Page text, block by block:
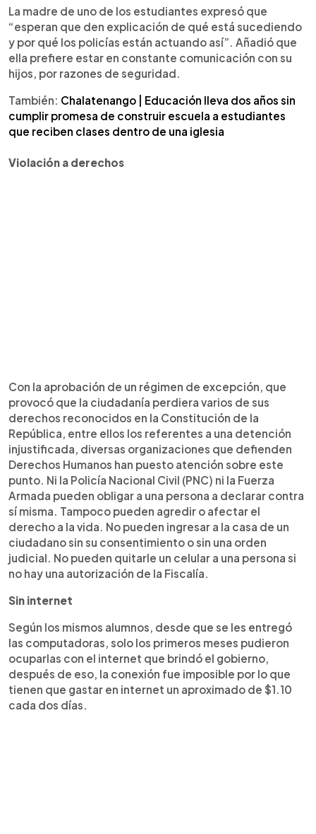
La madre de uno de los estudiantes expresó que
“esperan que den explicación de qué está sucediendo
y por qué los policías están actuando así”. Añadió que
ella prefiere estar en constante comunicación con su
hijos, por razones de seguridad.
También: Chalatenango | Educación lleva dos años sin
cumplir promesa de construir escuela a estudiantes
que reciben clases dentro de una iglesia
Violación a derechos
Con la aprobación de un régimen de excepción, que
provocó que la ciudadanía perdiera varios de sus
derechos reconocidos en la Constitución de la
República, entre ellos los referentes a una detención
injustificada, diversas organizaciones que defienden
Derechos Humanos han puesto atención sobre este
punto. Ni la Policía Nacional Civil (PNC) ni la Fuerza
Armada pueden obligar a una persona a declarar contra
sí misma. Tampoco pueden agredir o afectar el
derecho a la vida. No pueden ingresar a la casa de un
ciudadano sin su consentimiento o sin una orden
judicial. No pueden quitarle un celular a una persona si
no hay una autorización de la Fiscalía.
Sin internet
Según los mismos alumnos, desde que se les entregó
las computadoras, solo los primeros meses pudieron
ocuparlas con el internet que brindó el gobierno,
después de eso, la conexión fue imposible por lo que
tienen que gastar en internet un aproximado de $1.10
cada dos días.